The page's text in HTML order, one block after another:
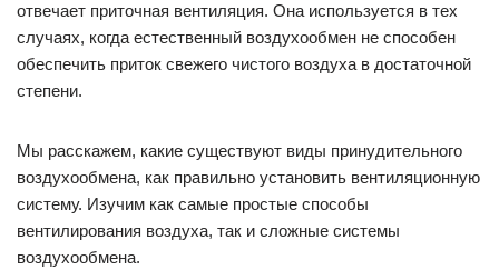
отвечает приточная вентиляция. Она используется в тех
случаях, когда естественный воздухообмен не способен
обеспечить приток свежего чистого воздуха в достаточной
степени.
Мы расскажем, какие существуют виды принудительного
воздухообмена, как правильно установить вентиляционную
систему. Изучим как самые простые способы
вентилирования воздуха, так и сложные системы
воздухообмена.